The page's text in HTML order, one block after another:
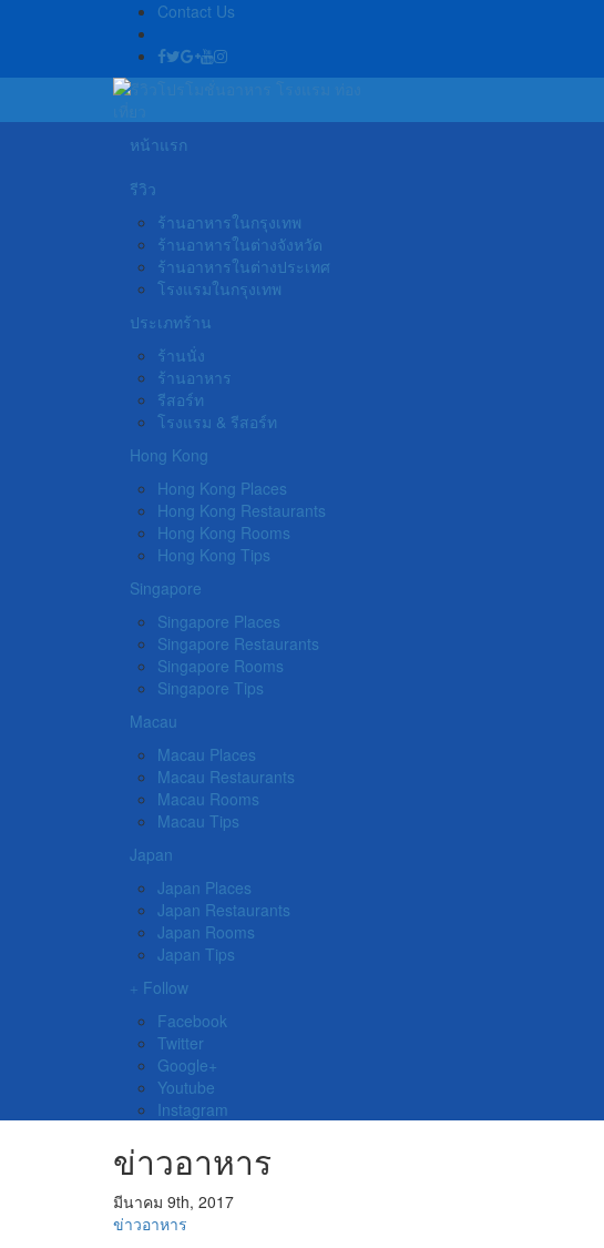
Contact Us
หน้าแรก
รีวิว
ร้านอาหารในกรุงเทพ
ร้านอาหารในต่างจังหวัด
ร้านอาหารในต่างประเทศ
โรงแรมในกรุงเทพ
ประเภทร้าน
ร้านนั่ง
ร้านอาหาร
รีสอร์ท
โรงแรม & รีสอร์ท
Hong Kong
Hong Kong Places
Hong Kong Restaurants
Hong Kong Rooms
Hong Kong Tips
Singapore
Singapore Places
Singapore Restaurants
Singapore Rooms
Singapore Tips
Macau
Macau Places
Macau Restaurants
Macau Rooms
Macau Tips
Japan
Japan Places
Japan Restaurants
Japan Rooms
Japan Tips
Follow
Facebook
Twitter
Google+
Youtube
Instagram
ข่าวอาหาร
มีนาคม 9th, 2017
ข่าวอาหาร